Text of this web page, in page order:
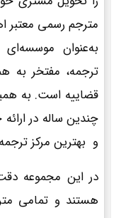
مترجم رسمی معتبر
به‌عنوان
ترجمه، مفتخر به
قضاییه است. به
چندین ساله در
و بهترین مرکز
در این مجموعه
هستند و تمامی